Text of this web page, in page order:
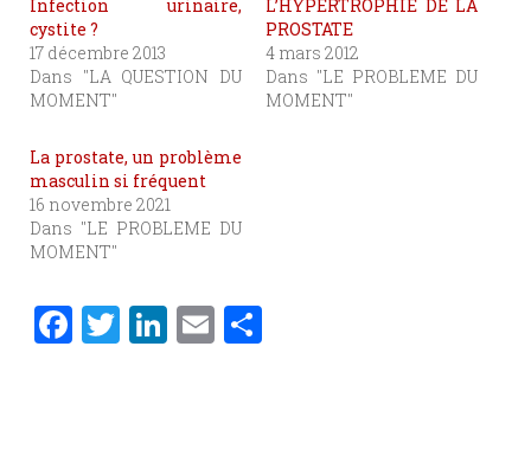
Infection urinaire,
cystite ?
17 décembre 2013
Dans "LA QUESTION DU
MOMENT"
L’HYPERTROPHIE DE LA
PROSTATE
4 mars 2012
Dans "LE PROBLEME DU
MOMENT"
La prostate, un problème
masculin si fréquent
16 novembre 2021
Dans "LE PROBLEME DU
MOMENT"
F T Li E